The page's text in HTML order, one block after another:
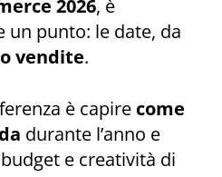
2026, è
punto: le date, da
vendite.
è capire come
durante l’anno e
e creatività di